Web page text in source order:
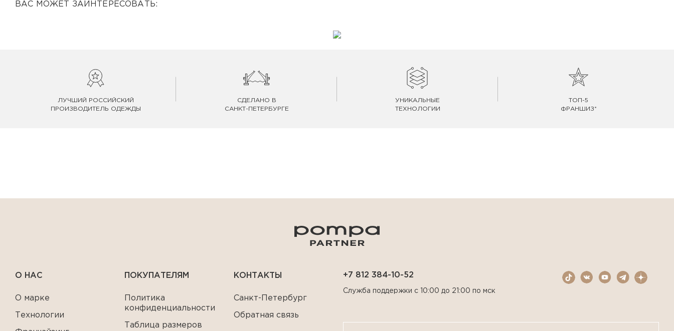
ВАС МОЖЕТ ЗАИНТЕРЕСОВАТЬ:
ЛУЧШИЙ РОССИЙСКИЙ
ПРОИЗВОДИТЕЛЬ ОДЕЖДЫ
СДЕЛАНО В
САНКТ-ПЕТЕРБУРГЕ
УНИКАЛЬНЫЕ
ТЕХНОЛОГИИ
ТОП-5
ФРАНШИЗ*
О НАС
О марке
Технологии
ПОКУПАТЕЛЯМ
Политика
конфиденциальности
Таблица размеров
КОНТАКТЫ
Санкт-Петербург
Обратная связь
+7 812 384-10-52
Служба поддержки с 10:00 до 21:00 по мск